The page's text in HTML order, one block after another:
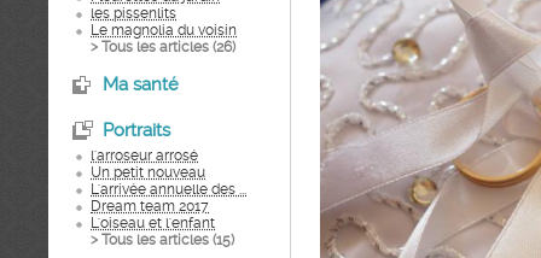
les pissenlits
Le magnolia du voisin
> Tous les articles (26)
Ma santé
Portraits
l'arroseur arrosé
Un petit nouveau
L'arrivée annuelle des ...
Dream team 2017
L'oiseau et l'enfant
> Tous les articles (15)